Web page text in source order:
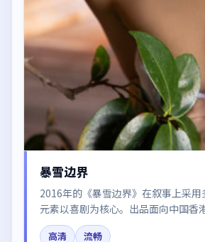
暴雪边界
2016年的《暴雪边界》在叙事上采
元素以喜剧为核心。出品面向中国香
哉、赵丽颖、杨幂、谭卓所饰角色推
高清 流畅